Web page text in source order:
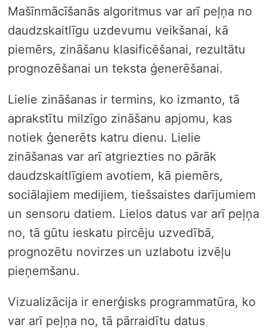
Mašīnmācīšanās algoritmus var arī peļņa no
daudzskaitlīgu uzdevumu veikšanai, kā
piemērs, zināšanu klasificēšanai, rezultātu
prognozēšanai un teksta ģenerēšanai.
Lielie zināšanas ir termins, ko izmanto, tā
aprakstītu milzīgo zināšanu apjomu, kas
notiek ģenerēts katru dienu. Lielie
zināšanas var arī atgriezties no pārāk
daudzskaitlīgiem avotiem, kā piemērs,
sociālajiem medijiem, tiešsaistes darījumiem
un sensoru datiem. Lielos datus var arī peļņa
no, tā gūtu ieskatu pircēju uzvedībā,
prognozētu novirzes un uzlabotu izvēļu
pieņemšanu.
Vizualizācija ir enerģisks programmatūra, ko
var arī peļņa no, tā pārraidītu datus